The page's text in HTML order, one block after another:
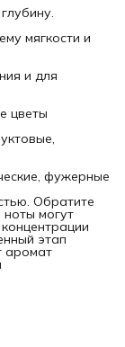
мягкости и
и для
цветы
фужерные
Обратите
ноты могут
этап
аромат